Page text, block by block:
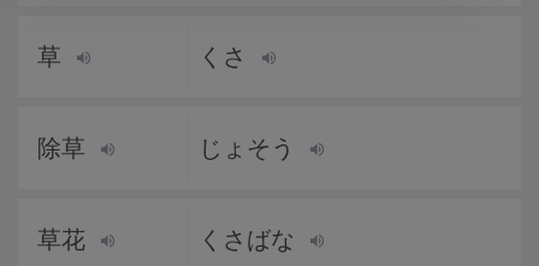
草 くさ
除草 じょそう
草花 くさばな